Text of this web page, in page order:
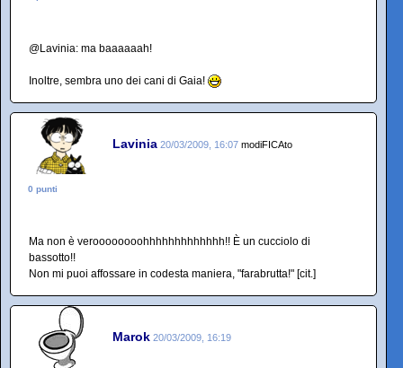
@Lavinia: ma baaaaaah!
Inoltre, sembra uno dei cani di Gaia!
Lavinia 20/03/2009, 16:07 modiFICAto
0 punti
Ma non è veroooooooohhhhhhhhhhhhh!! È un cucciolo di
bassotto!!
Non mi puoi affossare in codesta maniera, "farabrutta!" [cit.]
Marok 20/03/2009, 16:19